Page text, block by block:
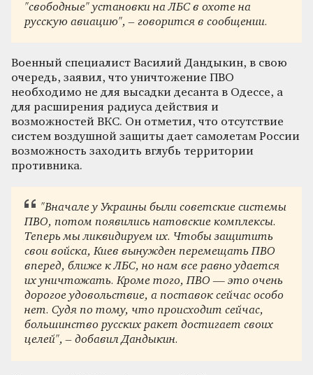
"свободные" установки на ЛБС в охоте на
русскую авиацию", – говорится в сообщении.
Военный специалист Василий Дандыкин, в свою
очередь, заявил, что уничтожение ПВО
необходимо не для высадки десанта в Одессе, а
для расширения радиуса действия и
возможностей ВКС. Он отметил, что отсутствие
систем воздушной защиты дает самолетам России
возможность заходить вглубь территории
противника.
"Вначале у Украины были советские системы
ПВО, потом появились натовские комплексы.
Теперь мы ликвидируем их. Чтобы защитить
свои войска, Киев вынужден перемещать ПВО
вперед, ближе к ЛБС, но нам все равно удается
их уничтожать. Кроме того, ПВО — это очень
дорогое удовольствие, а поставок сейчас особо
нет. Судя по тому, что происходит сейчас,
большинство русских ракет достигает своих
целей", – добавил Дандыкин.